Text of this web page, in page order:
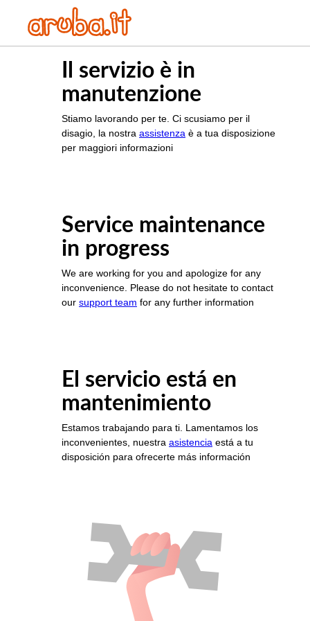
Il servizio è in
manutenzione
Stiamo lavorando per te. Ci scusiamo per il
disagio, la nostra assistenza è a tua disposizione
per maggiori informazioni
Service maintenance
in progress
We are working for you and apologize for any
inconvenience. Please do not hesitate to contact
our support team for any further information
El servicio está en
mantenimiento
Estamos trabajando para ti. Lamentamos los
inconvenientes, nuestra asistencia está a tu
disposición para ofrecerte más información